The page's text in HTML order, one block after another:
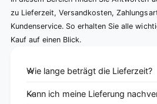
zu Lieferzeit, Versandkosten,
Kundenservice. So erhalten Sie alle
Kauf auf einen Blick.
Wie lange beträgt die Lieferzeit?
Kann ich meine Lieferung